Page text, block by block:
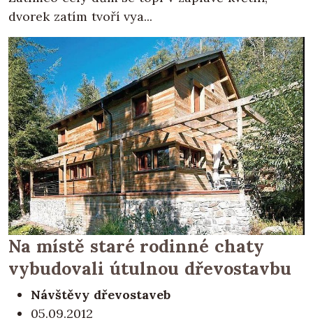
dvorek zatím tvoří vya...
Na místě staré rodinné chaty
vybudovali útulnou dřevostavbu
Návštěvy dřevostaveb
05.09.2012